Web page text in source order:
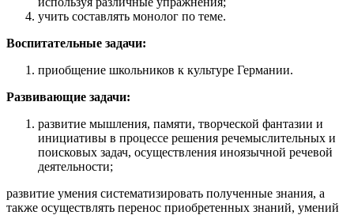
учить составлять монолог по теме.
Воспитательные задачи:
приобщение школьников к культуре Германии.
Развивающие задачи:
развитие мышления, памяти, творческой фантазии и
инициативы в процессе решения речемыслительных и
поисковых задач, осуществления иноязычной речевой
деятельности;
развитие умения систематизировать полученные знания, а
также осуществлять перенос приобретенных знаний, умений